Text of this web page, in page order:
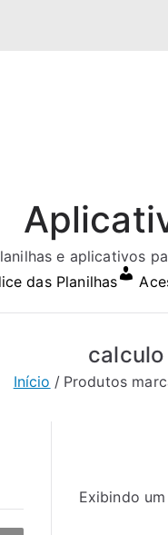
e aplicativos
das Planilhas
Início Produtos
Exibindo